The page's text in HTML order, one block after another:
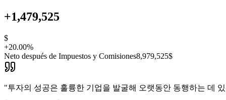
+1,479,525
$
+20.00%
Neto después de Impuestos y Comisiones8,979,525$
"투자의 성공은 훌륭한 기업을 발굴해 오랫동안 동행하는 데